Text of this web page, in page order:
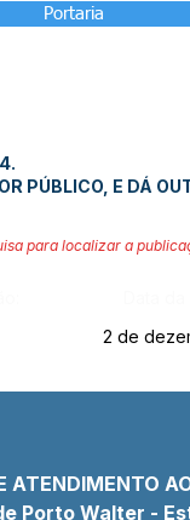
Portaria
PÚBLICO, E DÁ
para localizar a
2 de
ATENDIMENTO
Porto Walter -